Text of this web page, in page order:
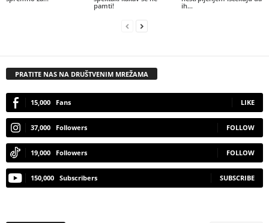
pamti!
ih...
PRATITE NAS NA DRUŠTVENIM MREŽAMA
15,000 Fans LIKE
37,000 Followers FOLLOW
19,000 Followers FOLLOW
150,000 Subscribers SUBSCRIBE